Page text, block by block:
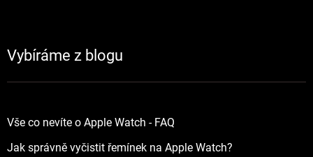
Vybíráme z blogu
Vše co nevíte o Apple Watch - FAQ
Jak správně vyčistit řemínek na Apple Watch?